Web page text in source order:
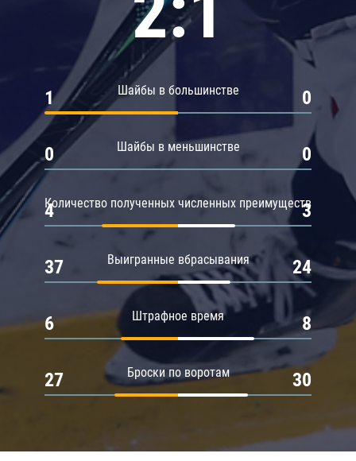
Шайбы в большинстве
1 0
Шайбы в меньшинстве
0 0
Количество полученных численных преимуществ
4 3
Выигранные вбрасывания
37 24
Штрафное время
6 8
Броски по воротам
27 30